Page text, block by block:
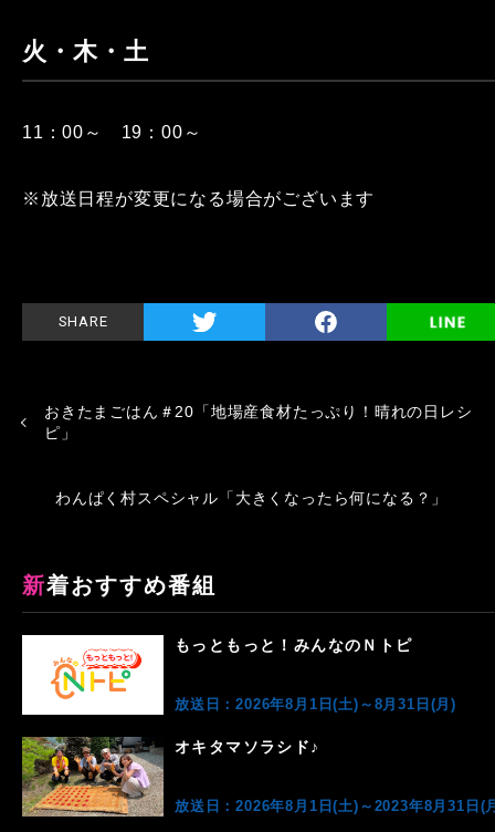
火・木・土
11：00～ 19：00～
※放送日程が変更になる場合がございます
SHARE
おきたまごはん＃20「地場産食材たっぷり！晴れの日レシ
ピ」
わんぱく村スペシャル「大きくなったら何になる？」
新着おすすめ番組
もっともっと！みんなのＮトピ
放送日：2026年8月1日(土)～8月31日(月)
オキタマソラシド♪
放送日：2026年8月1日(土)～2023年8月31日(